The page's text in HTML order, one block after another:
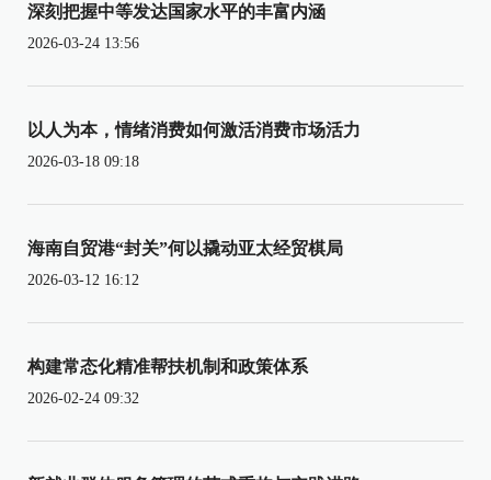
深刻把握中等发达国家水平的丰富内涵
2026-03-24 13:56
以人为本，情绪消费如何激活消费市场活力
2026-03-18 09:18
海南自贸港“封关”何以撬动亚太经贸棋局
2026-03-12 16:12
构建常态化精准帮扶机制和政策体系
2026-02-24 09:32